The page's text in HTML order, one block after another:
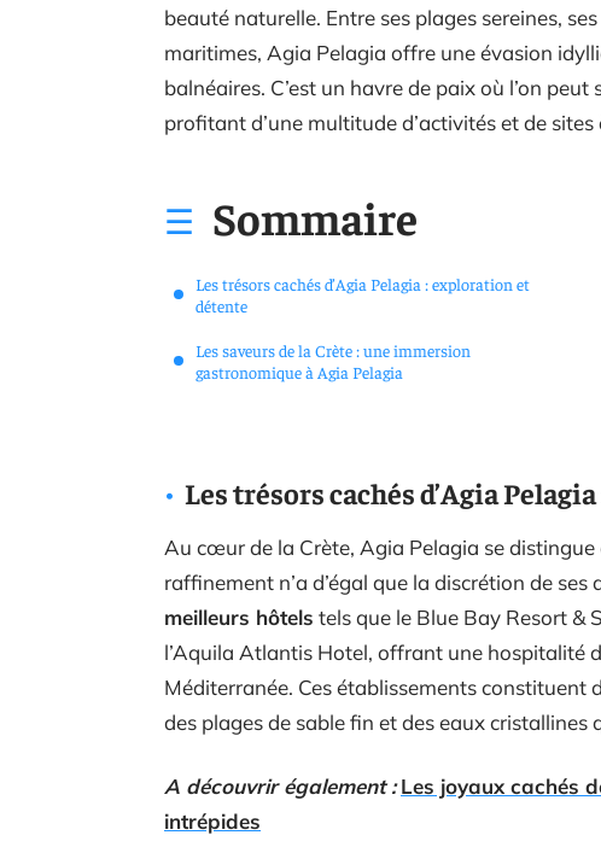
beauté naturelle. Entre ses plages sereines,
maritimes, Agia Pelagia offre une évasion
balnéaires. C’est un havre de paix où l’on
profitant d’une multitude d’activités et de sites
Sommaire
Les trésors cachés d’Agia Pelagia : exploration et
détente
Les saveurs de la Crète : une immersion
gastronomique à Agia Pelagia
Les trésors cachés d’Agia
Au cœur de la Crète, Agia Pelagia se distingue
raffinement n’a d’égal que la discrétion de
meilleurs hôtels tels que le Blue Bay Resort &
l’Aquila Atlantis Hotel, offrant une hospitalité
Méditerranée. Ces établissements constituent
des plages de sable fin et des eaux cristallines
A découvrir également : Les joyaux cachés
intrépides